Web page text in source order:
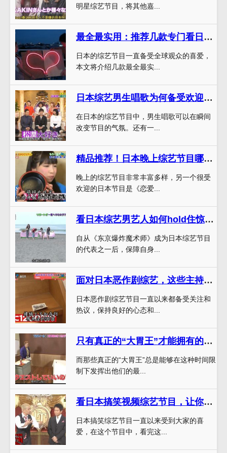
明星综艺节目，将其他嘉...
最全最实用：推荐几款专门看日本综艺的苹果软件
日本的综艺节目一直备受全球观众的喜爱，
本文将介绍几款最全最实...
日本综艺男生唱歌为何备受欢迎？独特的魅力背后，是这些细节的积累
在日本的综艺节目中，男生唱歌可以在瞬间
改变节目的气氛。还有一...
精品推荐！日本晚上综艺节目哪个软件引领时尚？
晚上的综艺节目非常丰富多样，另一个很受
欢迎的日本节目是《恋爱...
看日本综艺男艺人如何hold住惊险刺激的节目？
自从《东京爆炸魔术师》成为日本综艺节目
的代表之一后，保障自身...
面对日本恶作剧综艺，这些主持人是怎样承受压力的？
日本恶作剧综艺节目一直以来都备受关注和
热议，保持良好的心态和...
只有真正的“大胃王”才能拥有的才华，这些选手都有
而那些真正的“大胃王”总是能够在这种时间限
制下发挥出他们的最...
看日本搞笑视频综艺节目，让你笑到捧腹
日本搞笑综艺节目一直以来受到大家的喜
爱，在这个节目中，看完这...